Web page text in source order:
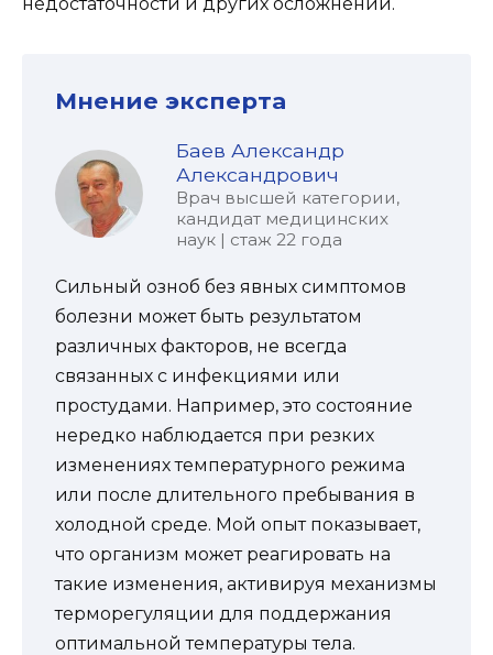
Мнение эксперта
Баев Александр
Александрович
Врач высшей категории,
кандидат медицинских
наук | стаж 22 года
Сильный озноб без явных симптомов
болезни может быть результатом
различных факторов, не всегда
связанных с инфекциями или
простудами. Например, это состояние
нередко наблюдается при резких
изменениях температурного режима
или после длительного пребывания в
холодной среде. Мой опыт показывает,
что организм может реагировать на
такие изменения, активируя механизмы
терморегуляции для поддержания
оптимальной температуры тела.